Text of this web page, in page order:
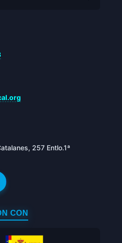
257 Entlo.1ª
CON